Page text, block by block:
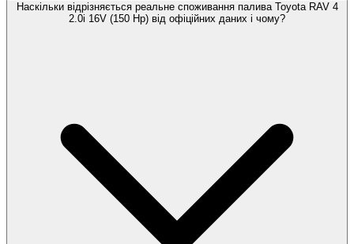
Наскільки відрізняється реальне споживання палива Toyota RAV 4
2.0i 16V (150 Hp) від офіційних даних і чому?